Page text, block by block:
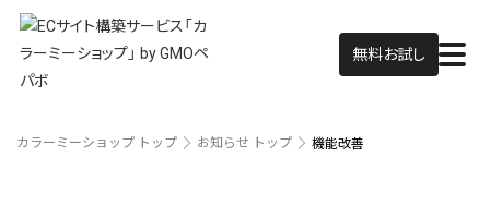
無料お試し
カラーミーショップ トップ お知らせ トップ 機能改善